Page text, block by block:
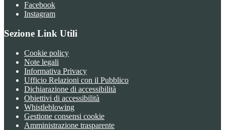
Facebook
Instagram
Sezione Link Utili
Cookie policy
Note legali
Informativa Privacy
Ufficio Relazioni con il Pubblico
Dichiarazione di accessibilità
Obiettivi di accessibilità
Whistleblowing
Gestione consensi cookie
Amministrazione trasparente